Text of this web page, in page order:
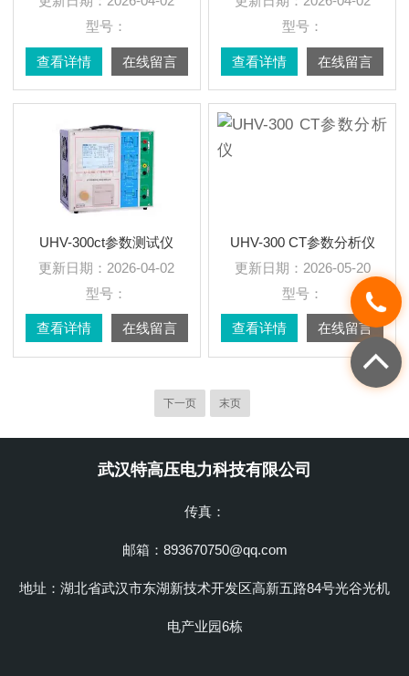
型号：
查看详情 在线留言
型号：
查看详情 在线留言
UHV-300ct参数测试仪
更新日期： 2026-04-02
型号：
查看详情 在线留言
UHV-300 CT参数分析仪
更新日期： 2026-05-20
型号：
查看详情 在线留言
下一页 末页
武汉特高压电力科技有限公司
传真：
邮箱：893670750@qq.com
地址：湖北省武汉市东湖新技术开发区高新五路84号光谷光机
电产业园6栋